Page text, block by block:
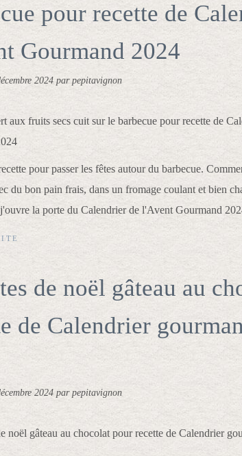
pour recette de
Gourmand 2024
2024 par pepitavignon
pour passer les fêtes autour du barbecue.
du bon pain frais, dans un fromage coulant et bien
la porte du Calendrier de l'Avent Gourmand
de noël gâteau au
de Calendrier
2024 par pepitavignon